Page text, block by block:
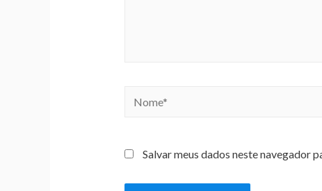
Salvar meus dados neste navegador